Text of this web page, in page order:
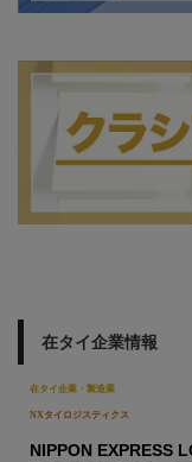
在タイ企業情報
在タイ企業・製造業
NXタイロジスティクス
NIPPON EXPRESS